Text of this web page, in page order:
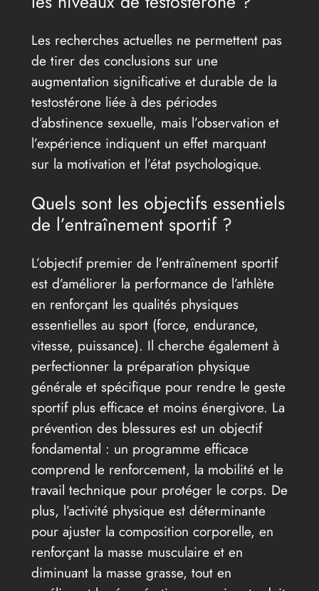
Les recherches actuelles ne permettent pas
de tirer des conclusions sur une
augmentation significative et durable de la
testostérone liée à des périodes
d’abstinence sexuelle, mais l’observation et
l’expérience indiquent un effet marquant
sur la motivation et l’état psychologique.
Quels sont les objectifs essentiels
de l’entraînement sportif ?
L’objectif premier de l’entraînement sportif
est d’améliorer la performance de l’athlète
en renforçant les qualités physiques
essentielles au sport (force, endurance,
vitesse, puissance). Il cherche également à
perfectionner la préparation physique
générale et spécifique pour rendre le geste
sportif plus efficace et moins énergivore. La
prévention des blessures est un objectif
fondamental : un programme efficace
comprend le renforcement, la mobilité et le
travail technique pour protéger le corps. De
plus, l’activité physique est déterminante
pour ajuster la composition corporelle, en
renforçant la masse musculaire et en
diminuant la masse grasse, tout en